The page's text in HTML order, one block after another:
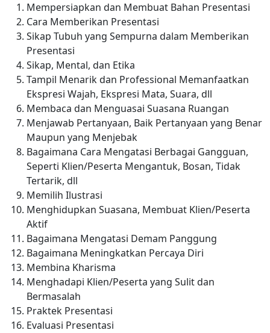
Mempersiapkan dan Membuat Bahan Presentasi
Cara Memberikan Presentasi
Sikap Tubuh yang Sempurna dalam Memberikan
Presentasi
Sikap, Mental, dan Etika
Tampil Menarik dan Professional Memanfaatkan
Ekspresi Wajah, Ekspresi Mata, Suara, dll
Membaca dan Menguasai Suasana Ruangan
Menjawab Pertanyaan, Baik Pertanyaan yang Benar
Maupun yang Menjebak
Bagaimana Cara Mengatasi Berbagai Gangguan,
Seperti Klien/Peserta Mengantuk, Bosan, Tidak
Tertarik, dll
Memilih Ilustrasi
Menghidupkan Suasana, Membuat Klien/Peserta
Aktif
Bagaimana Mengatasi Demam Panggung
Bagaimana Meningkatkan Percaya Diri
Membina Kharisma
Menghadapi Klien/Peserta yang Sulit dan
Bermasalah
Praktek Presentasi
Evaluasi Presentasi